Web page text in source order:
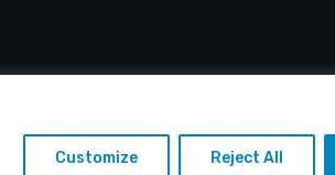
Customize Reject All